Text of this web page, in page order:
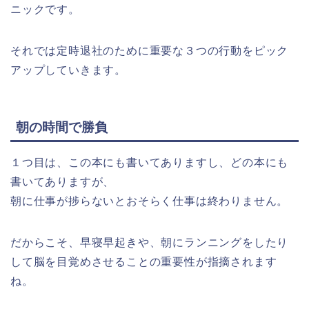
ニックです。
それでは定時退社のために重要な３つの行動をピック
アップしていきます。
朝の時間で勝負
１つ目は、この本にも書いてありますし、どの本にも
書いてありますが、
朝に仕事が捗らないとおそらく仕事は終わりません。
だからこそ、早寝早起きや、朝にランニングをしたり
して脳を目覚めさせることの重要性が指摘されます
ね。